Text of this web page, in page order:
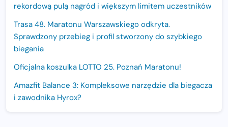
rekordową pulą nagród i większym limitem uczestników
Trasa 48. Maratonu Warszawskiego odkryta.
Sprawdzony przebieg i profil stworzony do szybkiego
biegania
Oficjalna koszulka LOTTO 25. Poznań Maratonu!
Amazfit Balance 3: Kompleksowe narzędzie dla biegacza
i zawodnika Hyrox?